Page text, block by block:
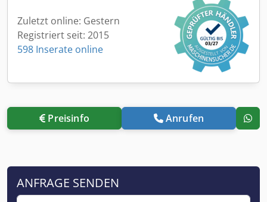
Zuletzt online: Gestern
Registriert seit: 2015
598 Inserate online
Preisinfo Anrufen
ANFRAGE SENDEN